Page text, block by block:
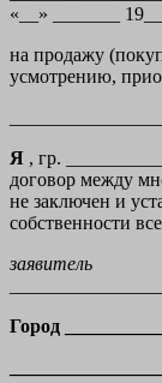
«__» _______
на продажу
усмотрению,
Я , гр.
договор между
не заключен и
собственности
заявитель
Город